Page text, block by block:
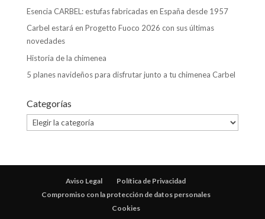
Esencia CARBEL: estufas fabricadas en España desde 1957
Carbel estará en Progetto Fuoco 2026 con sus últimas
novedades
Historia de la chimenea
5 planes navideños para disfrutar junto a tu chimenea Carbel
Categorías
Categorías
Aviso Legal
Política de Privacidad
Compromiso con la protección de datos personales
Cookies